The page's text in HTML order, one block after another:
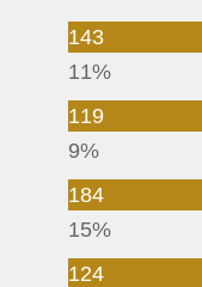
143
11%
119
9%
184
15%
124